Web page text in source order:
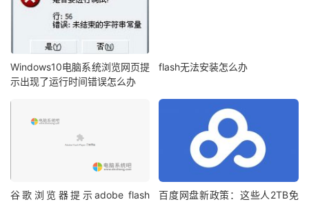
Windows10电脑系统浏览网页提
示出现了运行时间错误怎么办
flash无法安装怎么办
谷歌浏览器提示adobe flash
百度网盘新政策：这些人2TB免